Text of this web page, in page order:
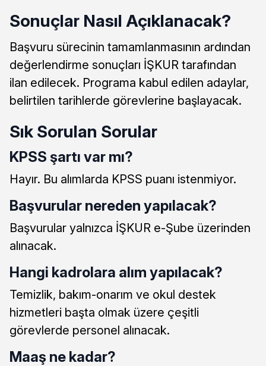
Sonuçlar Nasıl Açıklanacak?
Başvuru sürecinin tamamlanmasının ardından
değerlendirme sonuçları İŞKUR tarafından
ilan edilecek. Programa kabul edilen adaylar,
belirtilen tarihlerde görevlerine başlayacak.
Sık Sorulan Sorular
KPSS şartı var mı?
Hayır. Bu alımlarda KPSS puanı istenmiyor.
Başvurular nereden yapılacak?
Başvurular yalnızca İŞKUR e-Şube üzerinden
alınacak.
Hangi kadrolara alım yapılacak?
Temizlik, bakım-onarım ve okul destek
hizmetleri başta olmak üzere çeşitli
görevlerde personel alınacak.
Maaş ne kadar?